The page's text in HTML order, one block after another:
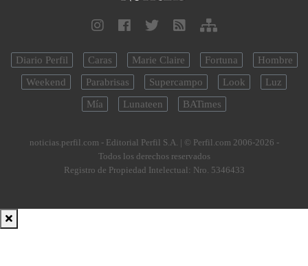
Diario Perfil Caras Marie Claire Fortuna
Hombre
Weekend
Parabrisas Supercampo Look
Luz
Mía
Lunateen BATimes
noticias.perfil.com - Editorial Perfil S.A. | © Perfil.com 2006-2026 -
Todos los derechos reservados
Registro de Propiedad Intelectual: Nro. 5346433